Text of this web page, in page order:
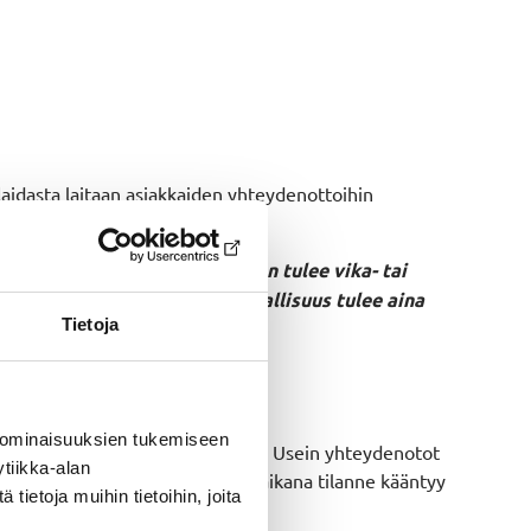
Tietoja
tukemiseen
alan
tietoja muihin tietoihin, joita
laitaan asiakkaiden yhteydenottoihin
paljon se, kuinka paljon tulee vika- tai
heidän tyytyväisyys ja turvallisuus tulee aina
kohtaaminen yrityksen kanssa. Usein yhteydenotot
onkin se, kun puhelun aikana tilanne kääntyy